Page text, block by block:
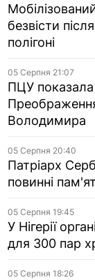
безвісти
полігоні
05 Серпня 21:07
ПЦУ показала
Володимира
05 Серпня 20:40
Патріарх
повинні
05 Серпня 19:45
У Нігерії
для 300 пар
05 Серпня 18:26